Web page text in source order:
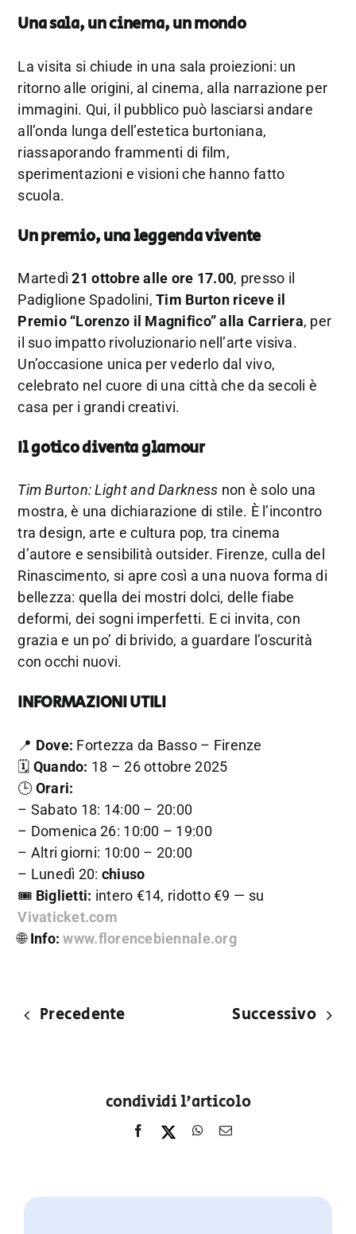
Una sala, un cinema, un mondo
La visita si chiude in una sala proiezioni: un
ritorno alle origini, al cinema, alla narrazione per
immagini. Qui, il pubblico può lasciarsi andare
all’onda lunga dell’estetica burtoniana,
riassaporando frammenti di film,
sperimentazioni e visioni che hanno fatto
scuola.
Un premio, una leggenda vivente
Martedì21 ottobre alle ore 17.00, presso il
Padiglione Spadolini,Tim Burton riceve il
Premio “Lorenzo il Magnifico” alla Carriera, per
il suo impatto rivoluzionario nell’arte visiva.
Un’occasione unica per vederlo dal vivo,
celebrato nel cuore di una città che da secoli è
casa per i grandi creativi.
Il gotico diventa glamour
Tim Burton: Light and Darkness non è solo una
mostra, è una dichiarazione di stile. È l’incontro
tra design, arte e cultura pop, tra cinema
d’autore e sensibilità outsider. Firenze, culla del
Rinascimento, si apre così a una nuova forma di
bellezza: quella dei mostri dolci, delle fiabe
deformi, dei sogni imperfetti. E ci invita, con
grazia e un po’ di brivido, a guardare l’oscurità
con occhi nuovi.
INFORMAZIONI UTILI
📍 Dove: Fortezza da Basso – Firenze
🗓 Quando: 18 – 26 ottobre 2025
🕒Orari:
– Sabato 18: 14:00 – 20:00
– Domenica 26: 10:00 – 19:00
– Altri giorni: 10:00 – 20:00
– Lunedì 20: chiuso
🎟 Biglietti: intero €14, ridotto €9 — su
Vivaticket.com
🌐Info: www.florencebiennale.org
Precedente Successivo
condividi l'articolo